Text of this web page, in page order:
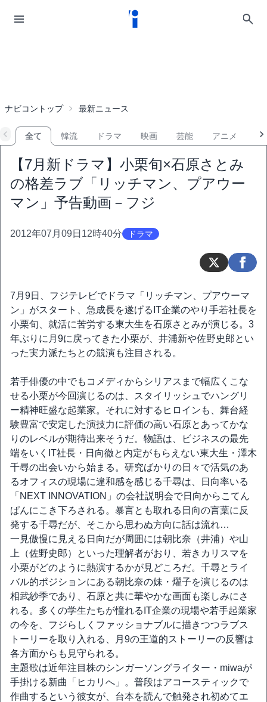
ナビコントップ 最新ニュース
全て 韓流 ドラマ 映画 芸能 アニメ
【7月新ドラマ】小栗旬×石原さとみ
の格差ラブ「リッチマン、プアウー
マン」予告動画－フジ
2012年07月09日12時40分 ドラマ
7月9日、フジテレビでドラマ「リッチマン、プアウーマ
ン」がスタート、急成長を遂げるIT企業のやり手若社長を
小栗旬、就活に苦労する東大生を石原さとみが演じる。3
年ぶりに月9に戻ってきた小栗が、井浦新や佐野史郎とい
った実力派たちとの競演も注目される。
若手俳優の中でもコメディからシリアスまで幅広くこな
せる小栗が今回演じるのは、スタイリッシュでハングリ
ー精神旺盛な起業家。それに対するヒロインも、舞台経
験豊富で安定した演技力に評価の高い石原とあってかな
りのレベルが期待出来そうだ。物語は、ビジネスの最先
端をいくIT社長・日向徹と内定がもらえない東大生・澤木
千尋の出会いから始まる。研究ばかりの日々で活気のあ
るオフィスの現場に違和感を感じる千尋は、日向率いる
「NEXT INNOVATION」の会社説明会で日向からこてん
ぱんにこき下ろされる。暴言とも取れる日向の言葉に反
発する千尋だが、そこから思わぬ方向に話は流れ…
一見傲慢に見える日向だが周囲には朝比奈（井浦）や山
上（佐野史郎）といった理解者がおり、若きカリスマを
小栗がどのように熱演するかが見どころだ。千尋とライ
バル的ポジションにある朝比奈の妹・燿子を演じるのは
相武紗季であり、石原と共に華やかな画面も楽しみにさ
れる。多くの学生たちが憧れるIT企業の現場や若手起業家
の今を、フジらしくファッショナブルに描きつつラブス
トーリーを取り入れる、月9の王道的ストーリーの反響は
各方面からも見守られる。
主題歌は近年注目株のシンガーソングライター・miwaが
手掛ける新曲「ヒカリへ」。普段はアコースティックで
作曲するという彼女が、台本を読んで触発され初めてエ